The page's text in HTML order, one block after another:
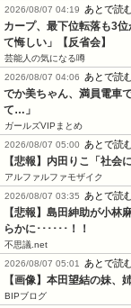
2026/08/07 04:19
あとで読
カープ、最下位転落も3
て悔しい」【反省会】
芸能人の気になる噂
2026/08/07 04:06
あとで読
でか美ちゃん、満員電車
て…」
ガールズVIPまとめ
2026/08/07 05:00
あとで読
【悲報】内田りこ「社会
アルファルファモザイク
2026/08/07 03:35
あとで読
【悲報】島田紳助が小林
らかに･･････！！
不思議.net
2026/08/07 05:01
あとで読
【画像】本田望結の妹
BIPブログ